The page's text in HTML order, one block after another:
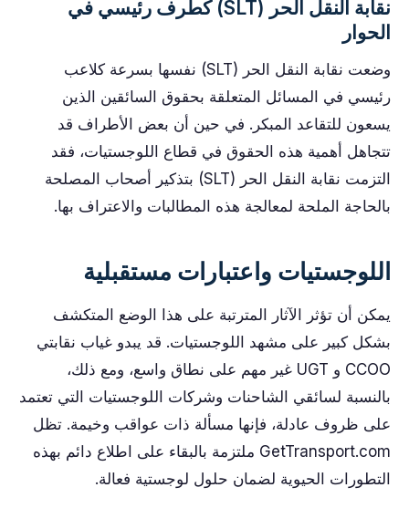
نقابة النقل الحر (SLT) كطرف رئيسي في
الحوار
وضعت نقابة النقل الحر (SLT) نفسها بسرعة كلاعب
رئيسي في المسائل المتعلقة بحقوق السائقين الذين
يسعون للتقاعد المبكر. في حين أن بعض الأطراف قد
تتجاهل أهمية هذه الحقوق في قطاع اللوجستيات، فقد
التزمت نقابة النقل الحر (SLT) بتذكير أصحاب المصلحة
بالحاجة الملحة لمعالجة هذه المطالبات والاعتراف بها.
اللوجستيات واعتبارات مستقبلية
يمكن أن تؤثر الآثار المترتبة على هذا الوضع المتكشف
بشكل كبير على مشهد اللوجستيات. قد يبدو غياب نقابتي
CCOO و UGT غير مهم على نطاق واسع، ومع ذلك،
بالنسبة لسائقي الشاحنات وشركات اللوجستيات التي تعتمد
على ظروف عادلة، فإنها مسألة ذات عواقب وخيمة. تظل
GetTransport.com ملتزمة بالبقاء على اطلاع دائم بهذه
التطورات الحيوية لضمان حلول لوجستية فعالة.